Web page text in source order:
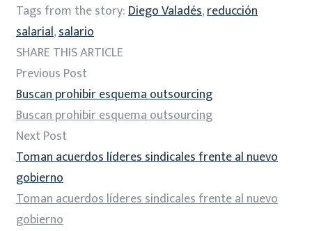
Tags from the story:Diego Valadés,reducción
salarial,salario
SHARE THIS ARTICLE
Previous Post
Buscan prohibir esquema outsourcing
Buscan prohibir esquema outsourcing
Next Post
Toman acuerdos líderes sindicales frente al nuevo
gobierno
Toman acuerdos líderes sindicales frente al nuevo
gobierno